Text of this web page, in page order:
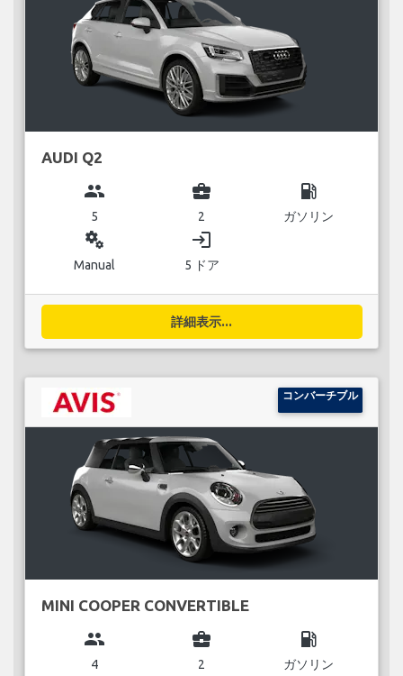
AUDI Q2
group
5
business_center
2
local_gas_station
ガソリン
miscellaneous_services
Manual
login
5 ドア
詳細表示...
コンバーチブル
MINI COOPER CONVERTIBLE
group
4
business_center
2
local_gas_station
ガソリン